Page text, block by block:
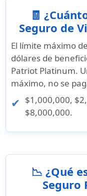
🧾
Seguro de
El límite máximo
dólares de
Patriot Platinum.
máximo, no se
$1,000,000,
$8,000,000.
📉 ¿Qué
Seguro